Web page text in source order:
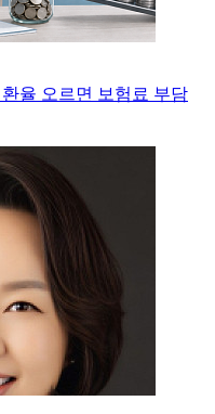
율 오르면 보험료 부담